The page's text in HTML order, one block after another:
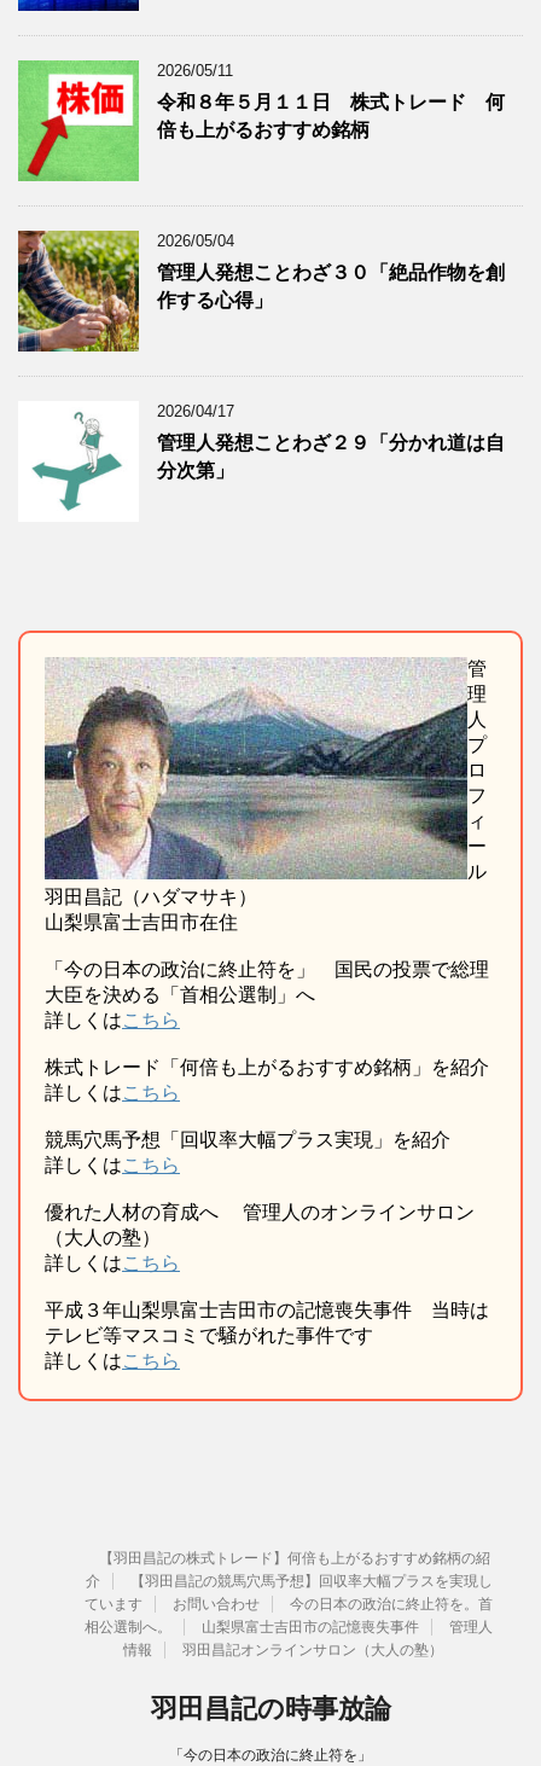
表
示
2026/05/11
令和８年５月１１日 株式トレード 何
倍も上がるおすすめ銘柄
2026/05/04
管理人発想ことわざ３０「絶品作物を創
作する心得」
2026/04/17
管理人発想ことわざ２９「分かれ道は自
分次第」
管
理
人
プ
ロ
フ
ィ
ー
ル
羽田昌記（ハダマサキ）
山梨県富士吉田市在住
「今の日本の政治に終止符を」 国民の投票で総理
大臣を決める「首相公選制」へ
詳しくはこちら
株式トレード「何倍も上がるおすすめ銘柄」を紹介
詳しくはこちら
競馬穴馬予想「回収率大幅プラス実現」を紹介
詳しくはこちら
優れた人材の育成へ 管理人のオンラインサロン
（大人の塾）
詳しくはこちら
平成３年山梨県富士吉田市の記憶喪失事件 当時は
テレビ等マスコミで騒がれた事件です
詳しくはこちら
【羽田昌記の株式トレード】何倍も上がるおすすめ銘柄の紹
介
【羽田昌記の競馬穴馬予想】回収率大幅プラスを実現し
ています
お問い合わせ
今の日本の政治に終止符を。首
相公選制へ。
山梨県富士吉田市の記憶喪失事件
管理人
情報
羽田昌記オンラインサロン（大人の塾）
羽田昌記の時事放論
「今の日本の政治に終止符を」